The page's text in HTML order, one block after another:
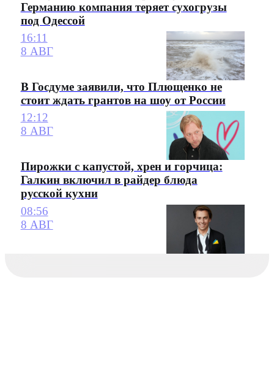
Германию компания теряет сухогрузы
под Одессой
16:11
8 АВГ
В Госдуме заявили, что Плющенко не
стоит ждать грантов на шоу от России
12:12
8 АВГ
Пирожки с капустой, хрен и горчица:
Галкин включил в райдер блюда
русской кухни
08:56
8 АВГ